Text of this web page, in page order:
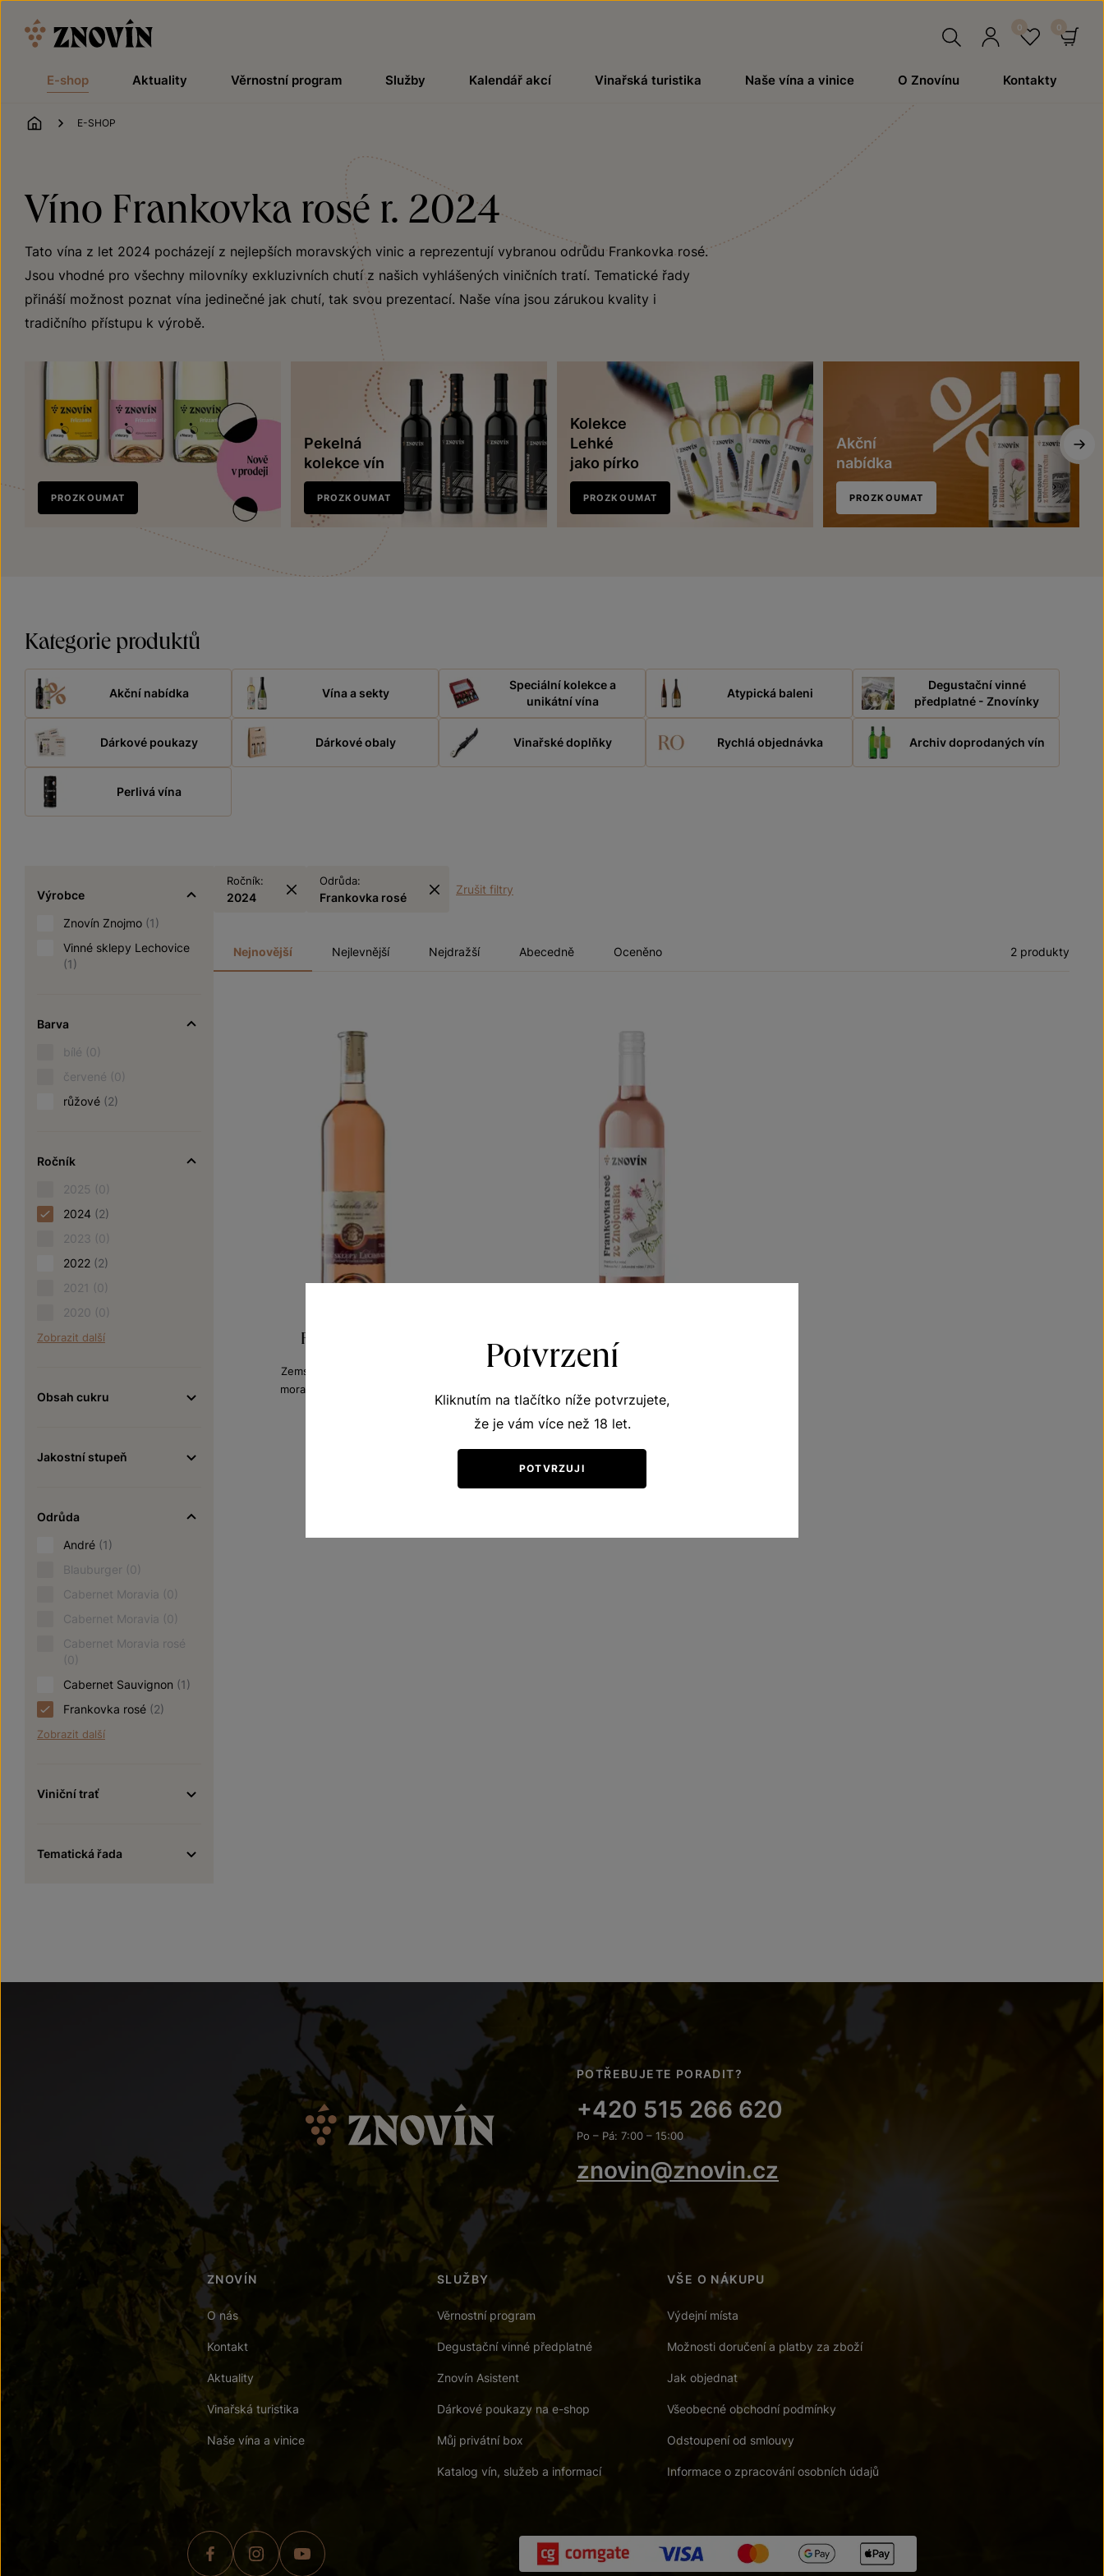
E-shop Aktuality Věrnostní program Služby Kalendář akcí Vinařská turistika Naše vína a vinice O Znovínu Kontakty
ÚVOD
E-SHOP
Víno Frankovka rosé r. 2024
Tato vína z let 2024 pocházejí z nejlepších moravských vinic a reprezentují vybranou odrůdu Frankovka rosé.
Jsou vhodné pro všechny milovníky exkluzivních chutí z našich vyhlášených viničních tratí. Tematické řady
přináší možnost poznat vína jedinečné jak chutí, tak svou prezentací. Naše vína jsou zárukou kvality i
tradičního přístupu k výrobě.
Nově
v prodeji
PROZKOUMAT
Pekelná
kolekce vín
PROZKOUMAT
Kolekce
Lehké
jako pírko
PROZKOUMAT
Akční
nabídka
PROZKOUMAT
Kategorie produktů
Akční nabídka Vína a sekty
Speciální kolekce a
unikátní vína
Atypická baleni
Degustační vinné
předplatné - Znovínky
Dárkové poukazy Dárkové obaly Vinařské doplňky Rychlá objednávka Archiv doprodaných vín
Perlivá vína
Výrobce
Znovín Znojmo (1)
Vinné sklepy Lechovice
(1)
Barva
bílé (0)
červené (0)
růžové (2)
Ročník
2025 (0)
2024 (2)
2023 (0)
2022 (2)
2021 (0)
2020 (0)
Zobrazit další
Obsah cukru
Jakostní stupeň
Odrůda
André (1)
Blauburger (0)
Cabernet Moravia (0)
Cabernet Moravia (0)
Cabernet Moravia rosé
(0)
Cabernet Sauvignon (1)
Frankovka rosé (2)
Zobrazit další
Viniční trať
Tematická řada
Ročník:
2024
Odrůda:
Frankovka rosé
Zrušit filtry
Nejnovější Nejlevnější Nejdražší Abecedně Oceněno 2 produkty
Frankovka rosé
Zemská vína z VS Lechovice
moravské zemské víno 2024
Frankovka rosé
Rozkvetlá louka
Šarže 4350
120
POTŘEBUJETE PORADIT?
+420 515 266 620
Po – Pá: 7:00 – 15:00
znovin@znovin.cz
ZNOVÍN
O nás
Kontakt
Aktuality
Vinařská turistika
Naše vína a vinice
SLUŽBY
Věrnostní program
Degustační vinné předplatné
Znovín Asistent
Dárkové poukazy na e-shop
Můj privátní box
Katalog vín, služeb a informací
VŠE O NÁKUPU
Výdejní místa
Možnosti doručení a platby za zboží
Jak objednat
Všeobecné obchodní podmínky
Odstoupení od smlouvy
Informace o zpracování osobních údajů
Potvrzení
Kliknutím na tlačítko níže potvrzujete,
že je vám více než 18 let.
POTVRZUJI